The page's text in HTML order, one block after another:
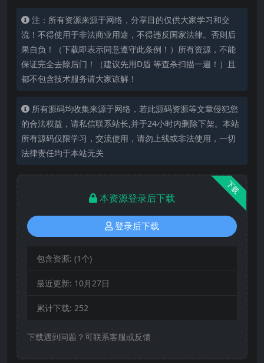
注：所有资源来源于网络，分享目的仅供大家学习和交
流！不得使用于非法商业用途，不得违反国家法律。否则后
果自负！（下载即表示同意遵守此条例！）所有资源，不能
保证完全去除后门！（建议先用D盾 等查杀扫描一遍！）且
都不包含技术服务请大家谅解！
所有源码均收集来源于网络，若此源码资源等文章侵犯您
的合法权益，请私信联系站长,并于24小时内删除下架。本站
所有源码仅限学习，交流使用，请勿上线或非法使用，一切
法律责任均于本站无关
下载
本资源登录后下载
登录后下载
包含资源: (1个)
最近更新: 10月27日
累计下载: 252
下载遇到问题？可联系客服或反馈